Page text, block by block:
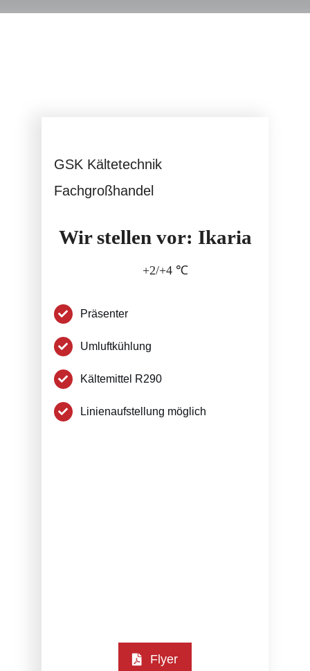
GSK Kältetechnik
Fachgroßhandel
Wir stellen vor: Ikaria
+2/+4 ℃
Präsenter
Umluftkühlung
Kältemittel R290
Linienaufstellung möglich
Flyer